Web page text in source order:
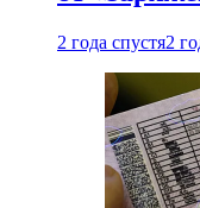
2 года спустя2